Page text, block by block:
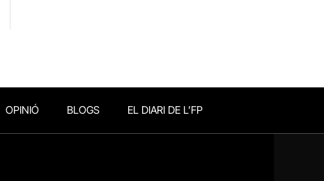
OPINIÓ BLOGS EL DIARI DE L’FP